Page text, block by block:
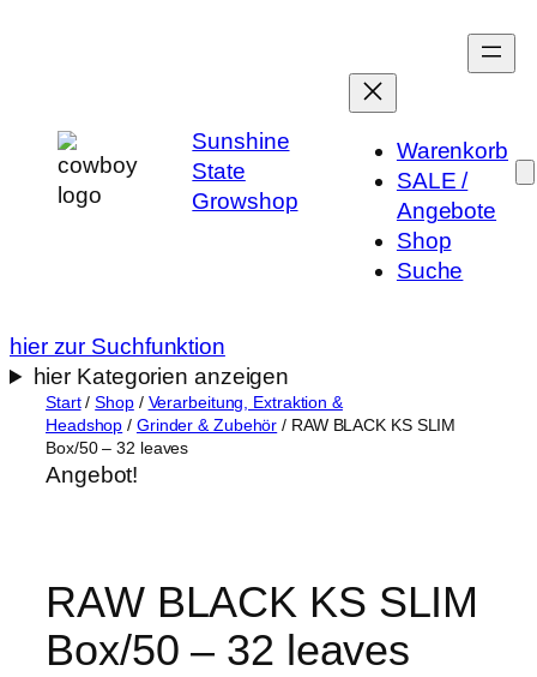
Sunshine
State
Growshop
Warenkorb
SALE /
Angebote
Shop
Suche
hier zur Suchfunktion
hier Kategorien anzeigen
Start/Shop/ Verarbeitung, Extraktion &
Headshop / Grinder & Zubehör / RAW BLACK KS SLIM
Box/50 – 32 leaves
Angebot!
RAW BLACK KS SLIM
Box/50 – 32 leaves